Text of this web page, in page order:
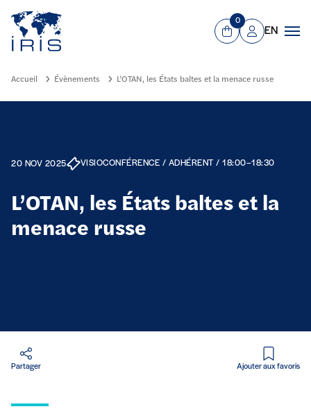
Aller au contenu principal
Panier
0
Mon compte
EN
Accueil Évènements L’OTAN, les États baltes et la menace russe
20 NOV 2025 VISIOCONFÉRENCE / ADHÉRENT / 18:00–18:30
L’OTAN, les États baltes et la
menace russe
Partager Ajouter aux favoris
en PDF